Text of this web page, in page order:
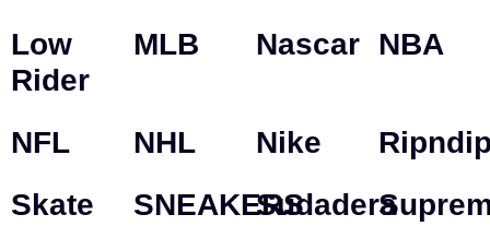
Low
Rider
MLB Nascar NBA
NFL NHL Nike
Skate
SNEAKERSSudadera